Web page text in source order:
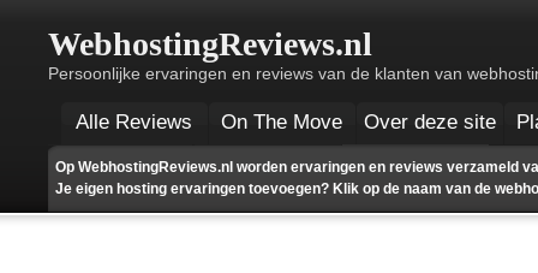
WebhostingReviews.nl
Persoonlijke ervaringen en reviews van de klanten van
Alle Reviews On The Move Over deze site
Op WebhostingReviews.nl worden ervaringen en reviews verzameld
Je eigen hosting ervaringen toevoegen? Klik op de naam van de